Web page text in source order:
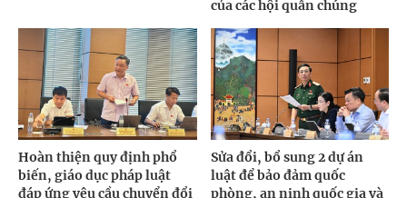
của các hội quần chúng
Hoàn thiện quy định phổ
biến, giáo dục pháp luật
đáp ứng yêu cầu chuyển đổi
Sửa đổi, bổ sung 2 dự án
luật để bảo đảm quốc
phòng, an ninh quốc gia và